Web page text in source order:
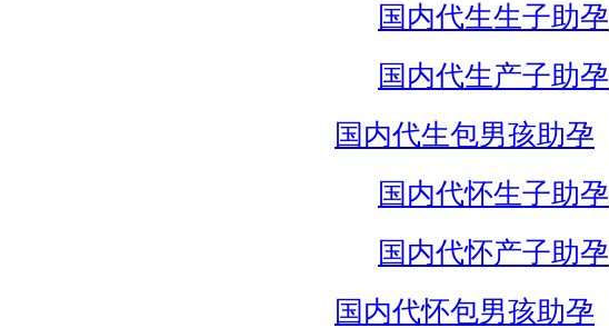
国内代生生子助孕
国内代生产子助孕
国内代生包男孩助孕
国内代怀生子助孕
国内代怀产子助孕
国内代怀包男孩助孕